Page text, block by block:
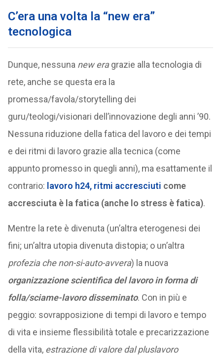
C’era una volta la “new era”
tecnologica
Dunque, nessuna new eragrazie alla tecnologia di
rete, anche se questa era la
promessa/favola/storytelling dei
guru/teologi/visionari dell’innovazione degli anni ’90.
Nessuna riduzione della fatica del lavoro e dei tempi
e dei ritmi di lavoro grazie alla tecnica (come
appunto promesso in quegli anni), ma esattamente il
contrario: lavoro h24, ritmi accresciuti come
accresciuta è la fatica (anche lo stress è fatica).
Mentre la rete è divenuta (un’altra eterogenesi dei
fini; un’altra utopia divenuta distopia; o un’altra
profezia che non-si-auto-avvera) la nuova
organizzazione scientifica del lavoro in forma di
folla/sciame-lavoro disseminato. Con in più e
peggio: sovrapposizione di tempi di lavoro e tempo
di vita e insieme flessibilità totale e precarizzazione
della vita, estrazione di valore dal pluslavoro